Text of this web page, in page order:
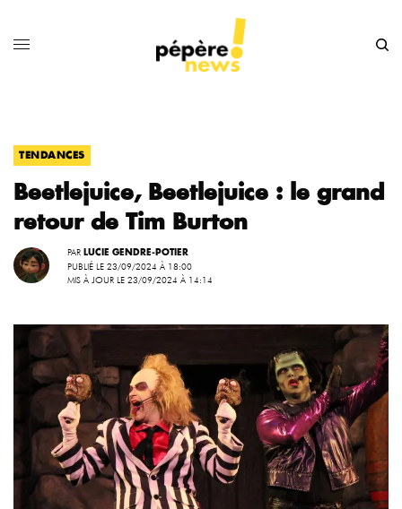
TENDANCES
Beetlejuice, Beetlejuice : le grand
retour de Tim Burton
PAR LUCIE GENDRE-POTIER
PUBLIÉ LE 23/09/2024 À 18:00
MIS À JOUR LE 23/09/2024 À 14:14